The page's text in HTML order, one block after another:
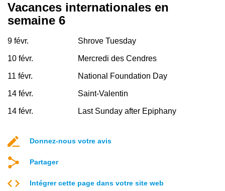
Vacances internationales en
semaine 6
9 févr. Shrove Tuesday
10 févr. Mercredi des Cendres
11 févr. National Foundation Day
14 févr. Saint-Valentin
14 févr. Last Sunday after Epiphany
Donnez-nous votre avis
Partager
Intégrer cette page dans votre site web